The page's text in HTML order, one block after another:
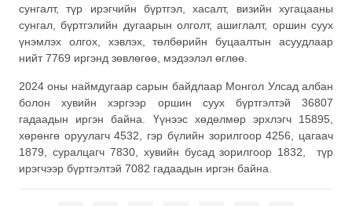
сунгалт, түр ирэгчийн бүртгэл, хасалт, визийн хугацааны
сунгал, бүртгэлийн дугаарын олголт, ашиглалт, оршин суух
үнэмлэх олгох, хэвлэх, төлбөрийн буцаалтын асуудлаар
нийт 7769 иргэнд зөвлөгөө, мэдээлэл өглөө.
2024 оны наймдугаар сарын байдлаар Монгол Улсад албан
болон хувийн хэргээр оршин суух бүртгэлтэй 36807
гадаадын иргэн байна. Үүнээс хөдөлмөр эрхлэгч 15895,
хөрөнгө оруулагч 4532, гэр бүлийн зорилгоор 4256, цагаач
1879, суралцагч 7830, хувийн бусад зорилгоор 1832, түр
ирэгчээр бүртгэлтэй 7082 гадаадын иргэн байна.